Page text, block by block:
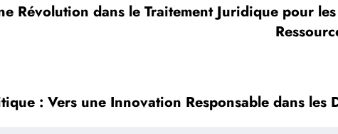
Révolution dans le Traitement Juridique pour
: Vers une Innovation Responsable dans les